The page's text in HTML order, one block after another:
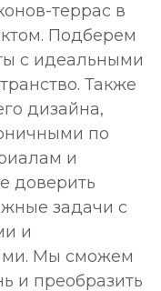
террас в
Подберем
с идеальными
Также
дизайна,
по
и
доверить
задачи с
и
Мы сможем
и преобразить